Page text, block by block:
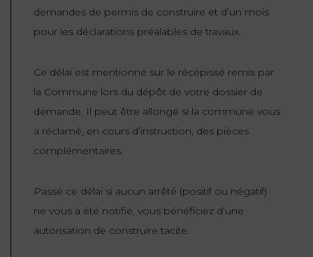
demandes de permis de construire et d’un mois
pour les déclarations préalables de travaux.
Ce délai est mentionné sur le récépissé remis par
la Commune lors du dépôt de votre dossier de
demande. Il peut être allongé si la commune vous
a réclamé, en cours d’instruction, des pièces
complémentaires.
Passé ce délai si aucun arrêté (positif ou négatif)
ne vous a été notifié, vous bénéficiez d’une
autorisation de construire tacite.